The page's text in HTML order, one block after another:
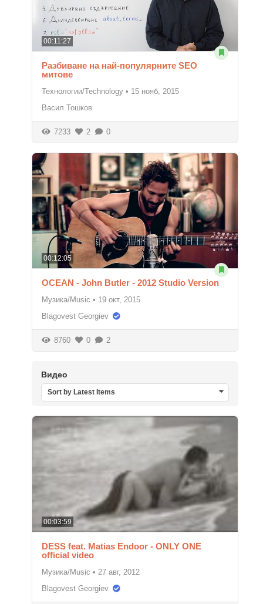
00:11:27
Разбиване на най-популярните SEO
митове
Технологии/Technology • 15 нояб, 2015
Васил Тошков
7233 2 0
00:12:05
OCEAN - John Butler - 2012 Studio Version
Музика/Music • 19 окт, 2015
Blagovest Georgiev
8760 0 2
Видео
Sort by Latest Items
00:03:59
DESS feat. Matias Endoor - ONLY ONE
official video
Музика/Music • 27 авг, 2012
Blagovest Georgiev